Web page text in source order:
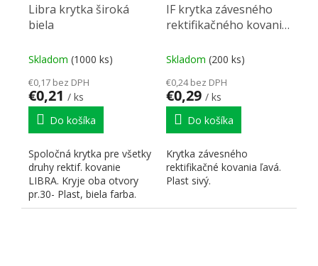
Libra krytka široká
biela
Skladom (1000 ks)
€0,17 bez DPH
€0,21 / ks
Do košíka
Spoločná krytka pre všetky
druhy rektif. kovanie
LIBRA. Kryje oba otvory
pr.30- Plast, biela farba.
Rozmery 56,5x36,5
IF krytka závesného
rektifikačného kovania
Skladom (200 ks)
€0,24 bez DPH
€0,29 / ks
Do košíka
Krytka závesného
rektifikačné kovania ľavá.
Plast sivý.